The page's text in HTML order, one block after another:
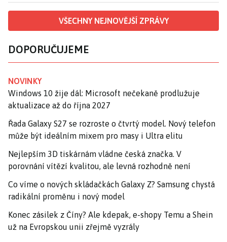
VŠECHNY NEJNOVĚJŠÍ ZPRÁVY
DOPORUČUJEME
NOVINKY
Windows 10 žije dál: Microsoft nečekaně prodlužuje
aktualizace až do října 2027
Řada Galaxy S27 se rozroste o čtvrtý model. Nový telefon
může být ideálním mixem pro masy i Ultra elitu
Nejlepším 3D tiskárnám vládne česká značka. V
porovnání vítězí kvalitou, ale levná rozhodně není
Co víme o nových skládačkách Galaxy Z? Samsung chystá
radikální proměnu i nový model
Konec zásilek z Číny? Ale kdepak, e-shopy Temu a Shein
už na Evropskou unii zřejmě vyzrály